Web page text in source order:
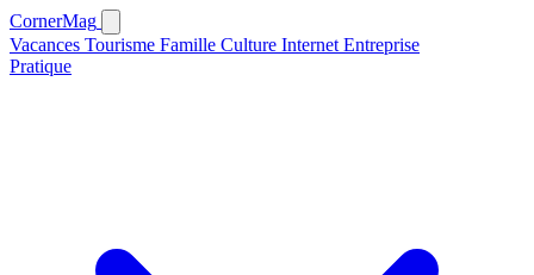
CornerMag
Vacances Tourisme Famille Culture Internet Entreprise
Pratique